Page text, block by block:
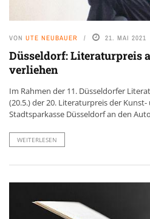
VON UTE NEUBAUER 21. MAI 2021
Düsseldorf: Literaturpreis
verliehen
Im Rahmen der 11. Düsseldorfer
(20.5.) der 20. Literaturpreis der
Stadtsparkasse Düsseldorf an den
WEITERLESEN